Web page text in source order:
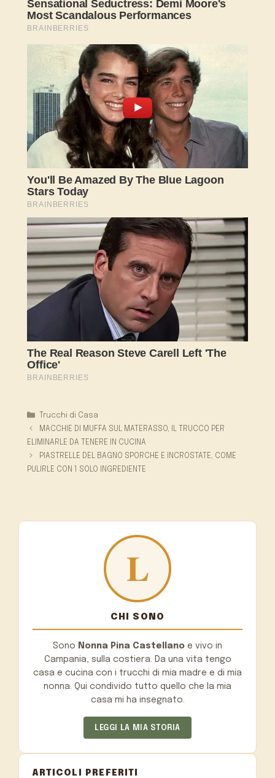
Categorie
Trucchi di Casa
MACCHIE DI MUFFA SUL MATERASSO, IL TRUCCO PER
ELIMINARLE DA TENERE IN CUCINA
PIASTRELLE DEL BAGNO SPORCHE E INCROSTATE, COME
PULIRLE CON 1 SOLO INGREDIENTE
CHI SONO
Sono Nonna Pina Castellano e vivo in
Campania, sulla costiera. Da una vita tengo
casa e cucina con i trucchi di mia madre e di mia
nonna. Qui condivido tutto quello che la mia
casa mi ha insegnato.
LEGGI LA MIA STORIA
ARTICOLI PREFERITI